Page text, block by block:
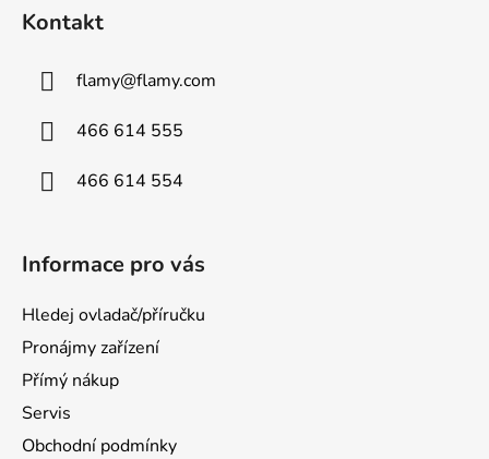
Kontakt
flamy@flamy.com
466 614 555
466 614 554
Informace pro vás
Hledej ovladač/příručku
Pronájmy zařízení
Přímý nákup
Servis
Obchodní podmínky